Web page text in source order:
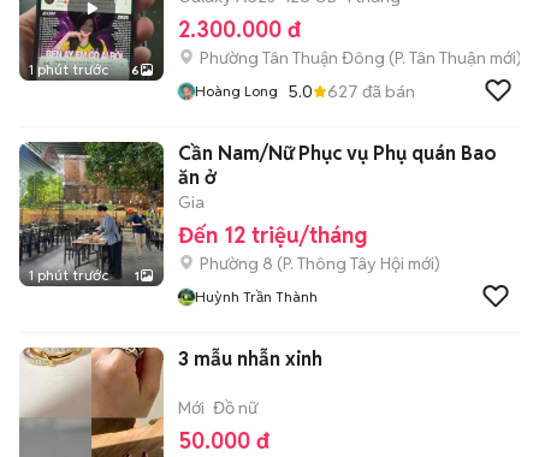
1 phút trước 6
2.300.000 đ
Phường Tân Thuận Đông (P. Tân Thuận mới)
Hoàng Long 5.0 627 đã bán
1 phút trước 1
Cần Nam/Nữ Phục vụ Phụ quán Bao
ăn ở
Gia
Đến 12 triệu/tháng
Phường 8 (P. Thông Tây Hội mới)
Huỳnh Trần Thành
3 mẫu nhẫn xinh
Mới Đồ nữ
50.000 đ